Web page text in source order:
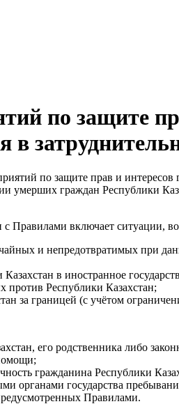
по защите
в
по защите прав и
умерших граждан Республики
с Правилами включает ситуации,
и непредотвратимых при
в иностранное
против Республики Казахстан;
за границей (с учётом
его родственника либо
гражданина Республики
государства
Правилами.